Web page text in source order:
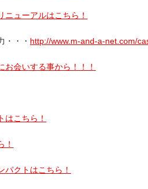
ューアルはこちら！
・・・ http://www.m-and-a-net.com/
会いする事から！！！
こちら！
！
クトはこちら！